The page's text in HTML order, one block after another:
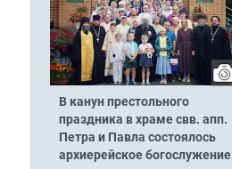
В канун престольного
праздника в храме свв. апп.
Петра и Павла состоялось
архиерейское богослужение